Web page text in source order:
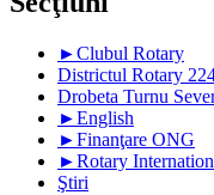
►Clubul Rotary
Districtul Rotary
Drobeta Turnu
►English
►Finanţare ONG
►Rotary
Ştiri